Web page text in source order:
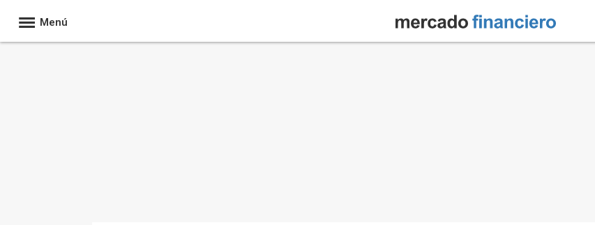
Menú